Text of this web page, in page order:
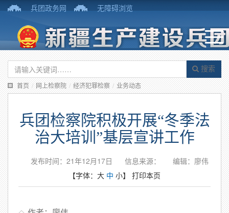
兵团政务网 无障碍浏览
搜索
首页 / 网上检察院 / 经济犯罪检察 / 业务动态
兵团检察院积极开展“冬季法
治大培训”基层宣讲工作
发布时间：21年12月17日 信息来源：
编辑：廖伟
【字体： 大 中 小】 打印本页